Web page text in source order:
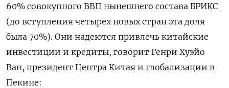
60% совокупного ВВП нынешнего состава БРИКС
(до вступления четырех новых стран эта доля
была 70%). Они надеются привлечь китайские
инвестиции и кредиты, говорит Генри Хуэйо
Ван, президент Центра Китая и глобализации в
Пекине: